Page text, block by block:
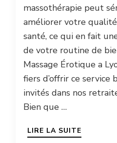
massothérapie peut
améliorer votre
santé, ce qui en fait
de votre routine de
Massage Érotique a
fiers d’offrir ce service
invités dans nos
Bien que …
LIRE LA SUITE